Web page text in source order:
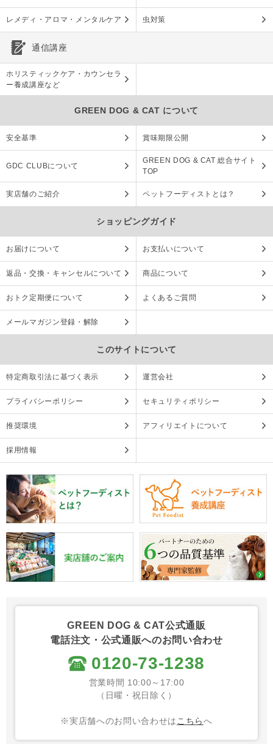
レメディ・アロマ・メンタルケア 虫対策
通信講座
ホリスティックケア・カウンセラ
ー養成講座など
GREEN DOG & CAT について
安全基準 賞味期限公開
GDC CLUBについて
GREEN DOG & CAT 総合サイト
TOP
実店舗のご紹介 ペットフーディストとは？
ショッピングガイド
お届けについて お支払いについて
返品・交換・キャンセルについて 商品について
おトク定期便について よくあるご質問
メールマガジン登録・解除
このサイトについて
特定商取引法に基づく表示 運営会社
プライバシーポリシー セキュリティポリシー
推奨環境 アフィリエイトについて
採用情報
GREEN DOG & CAT公式通販
電話注文・公式通販へのお問い合わせ
0120-73-1238
営業時間 10:00～17:00
（日曜・祝日除く）
※実店舗へのお問い合わせは こちらへ